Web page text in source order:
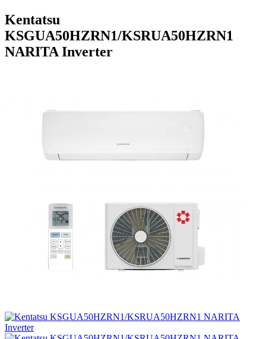
Kentatsu
KSGUA50HZRN1/KSRUA50HZRN1
NARITA Inverter